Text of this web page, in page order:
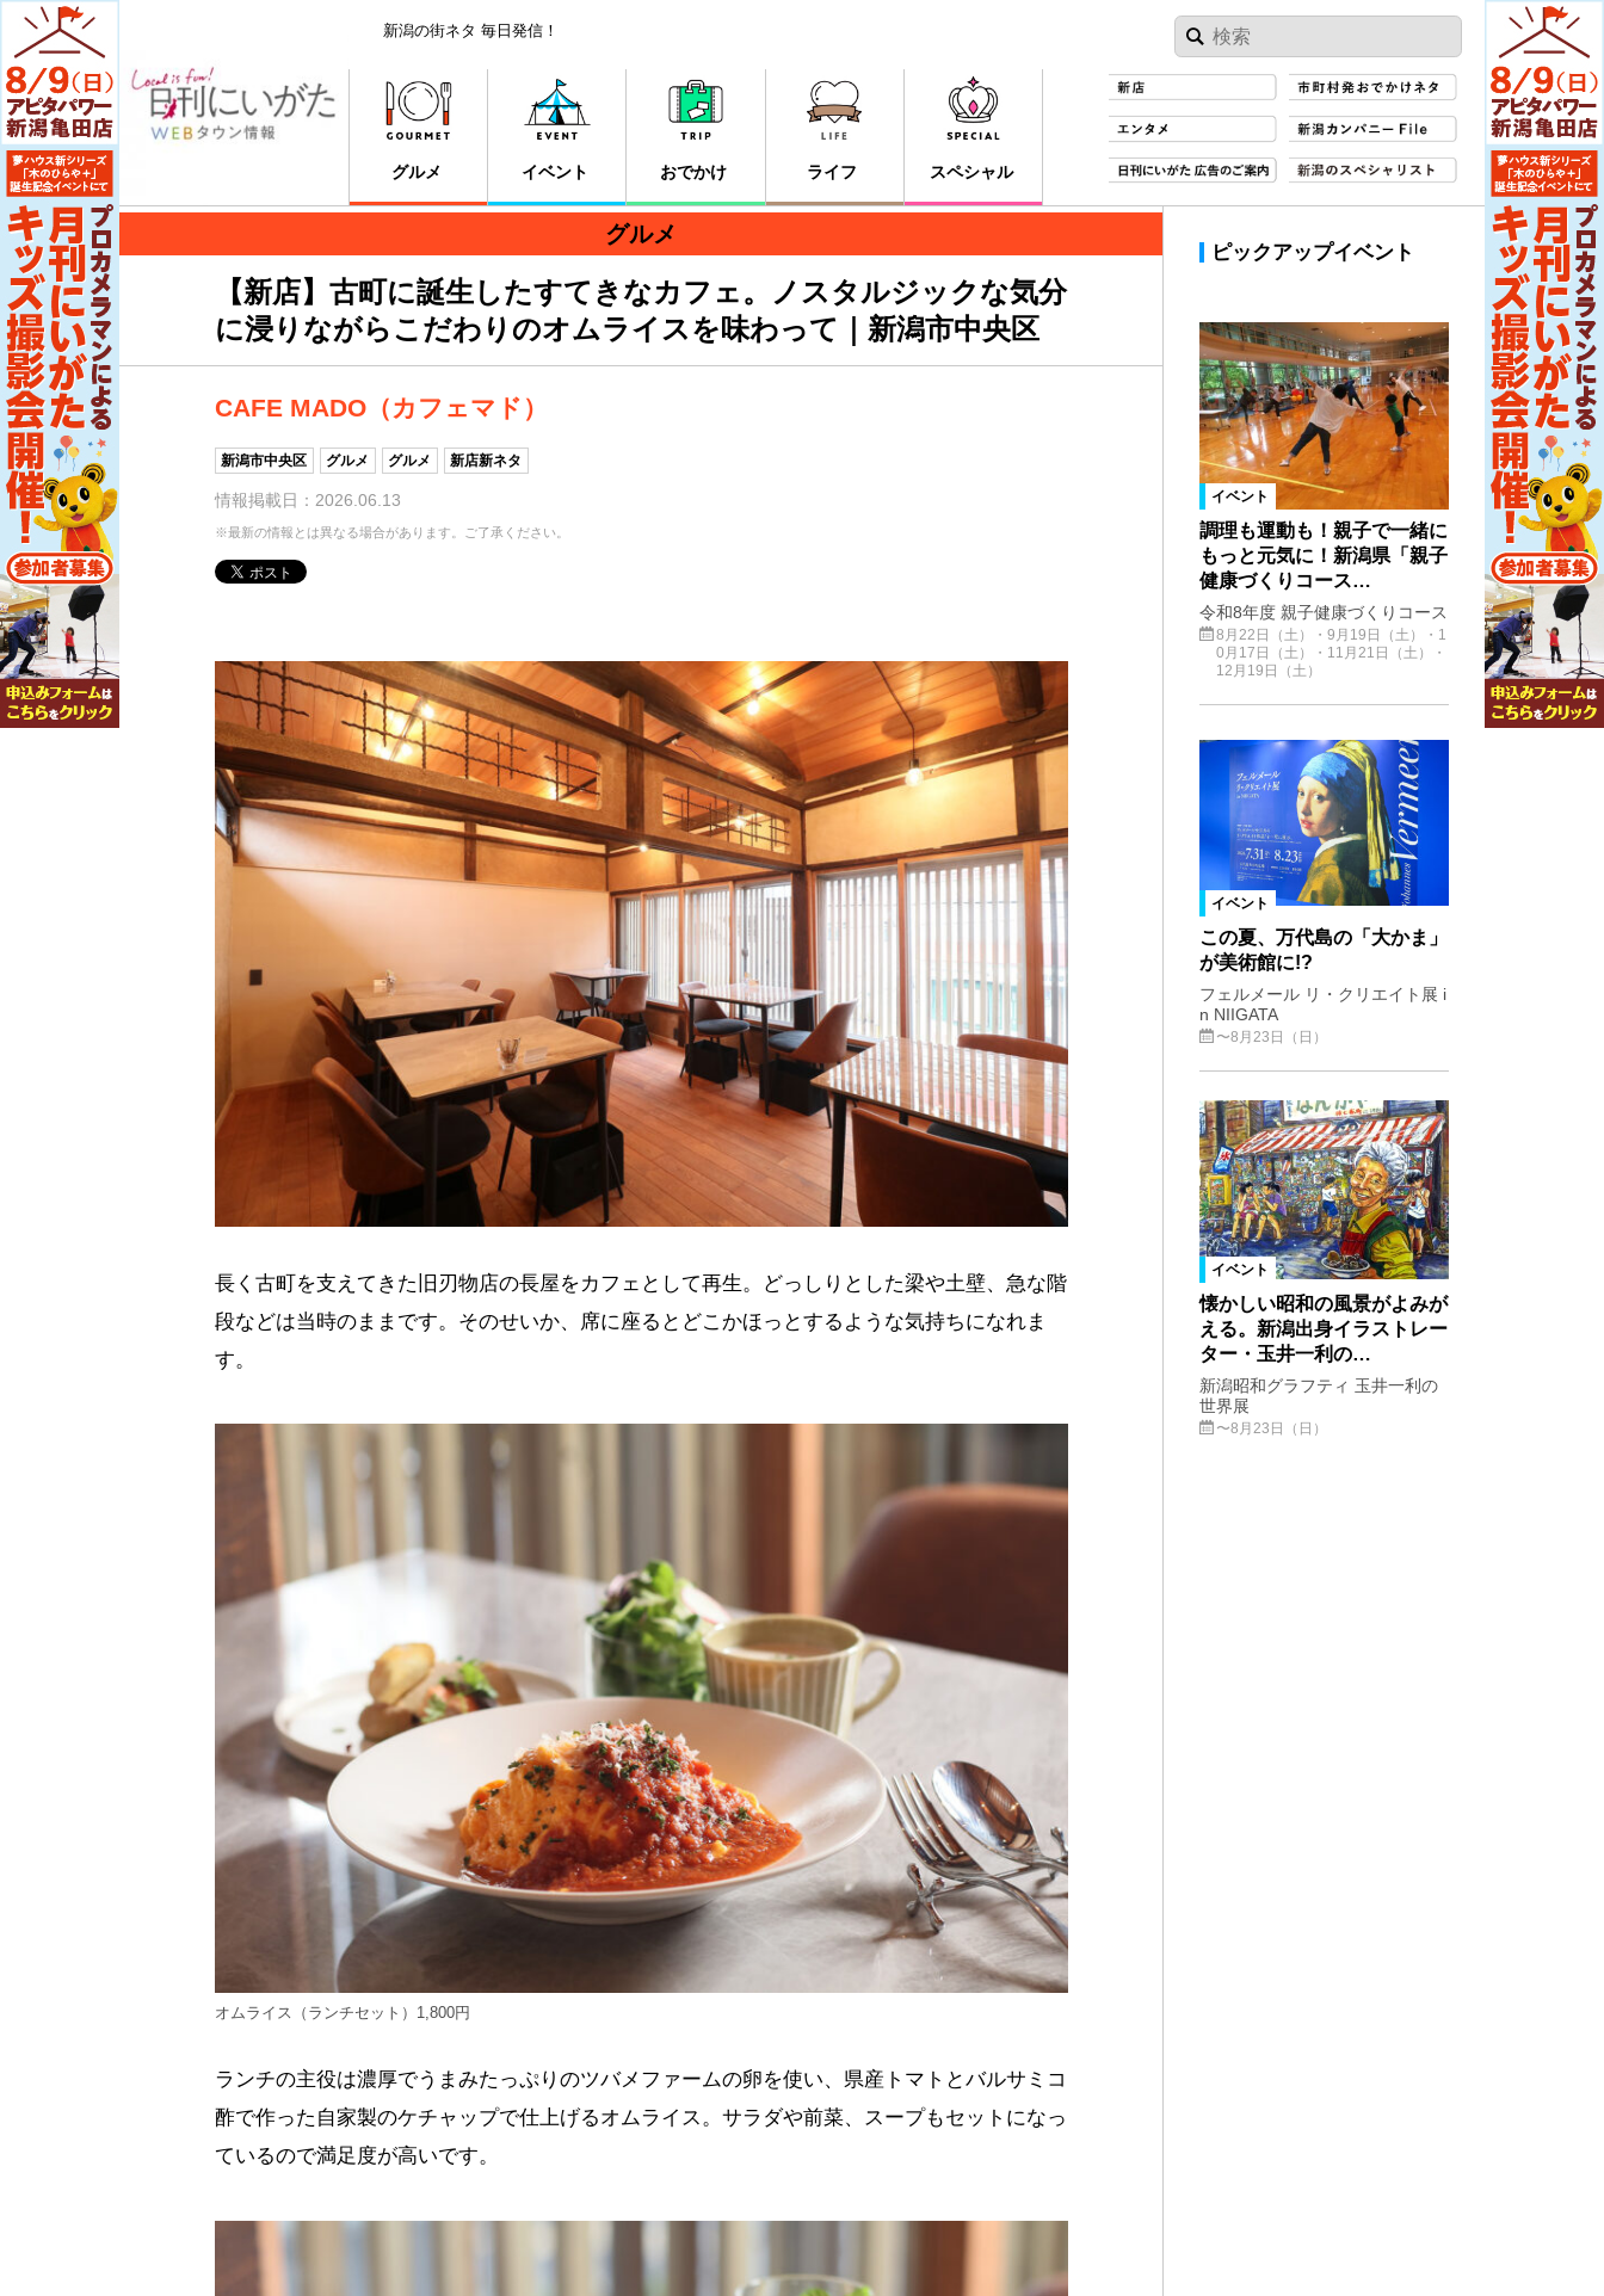
新潟の街ネタ 毎日発信！
グルメ イベント おでかけ ライフ スペシャル
グルメ
【新店】古町に誕生したすてきなカフェ。ノスタルジックな気分
に浸りながらこだわりのオムライスを味わって｜新潟市中央区
CAFE MADO（カフェマド）
新潟市中央区 グルメ グルメ 新店新ネタ
情報掲載日：2026.06.13
※最新の情報とは異なる場合があります。ご了承ください。
長く古町を支えてきた旧刃物店の長屋をカフェとして再生。どっしりとした梁や土壁、急な階
段などは当時のままです。そのせいか、席に座るとどこかほっとするような気持ちになれま
す。
オムライス（ランチセット）1,800円
ランチの主役は濃厚でうまみたっぷりのツバメファームの卵を使い、県産トマトとバルサミコ
酢で作った自家製のケチャップで仕上げるオムライス。サラダや前菜、スープもセットになっ
ているので満足度が高いです。
ピックアップイベント
イベント
調理も運動も！親子で一緒に
もっと元気に！新潟県「親子
健康づくりコース…
令和8年度 親子健康づくりコース
8月22日（土）・9月19日（土）・1
0月17日（土）・11月21日（土）・
12月19日（土）
イベント
この夏、万代島の「大かま」
が美術館に!?
フェルメール リ・クリエイト展 i
n NIIGATA
〜8月23日（日）
イベント
懐かしい昭和の風景がよみが
える。新潟出身イラストレー
ター・玉井一利の…
新潟昭和グラフティ 玉井一利の
世界展
〜8月23日（日）